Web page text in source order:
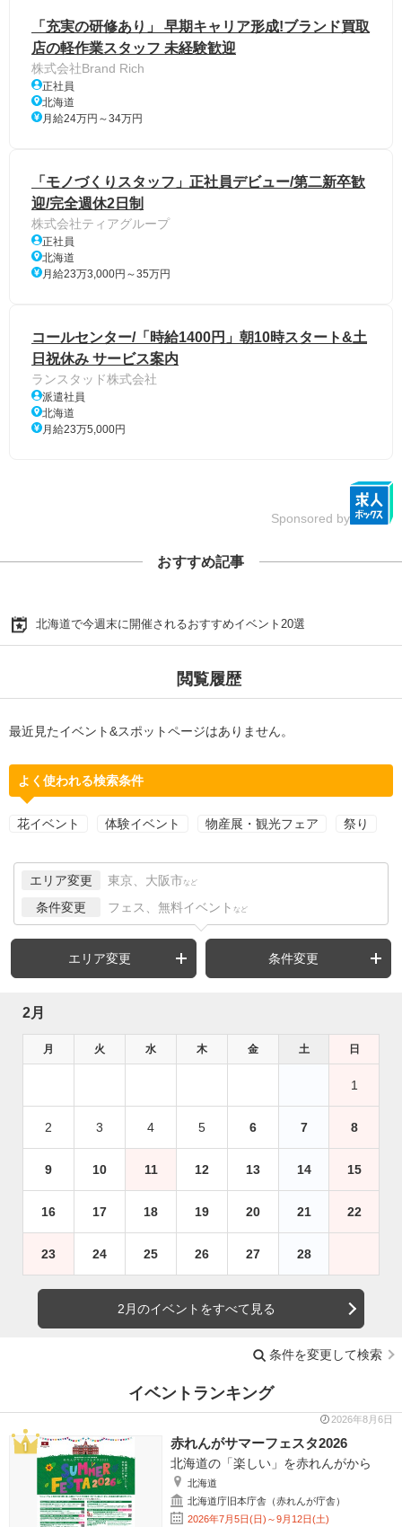
「充実の研修あり」 早期キャリア形成!ブランド買取
店の軽作業スタッフ 未経験歓迎
株式会社Brand Rich
正社員
北海道
月給24万円～34万円
「モノづくりスタッフ」正社員デビュー/第二新卒歓
迎/完全週休2日制
株式会社ティアグループ
正社員
北海道
月給23万3,000円～35万円
コールセンター/「時給1400円」朝10時スタート&土
日祝休み サービス案内
ランスタッド株式会社
派遣社員
北海道
月給23万5,000円
Sponsored by
おすすめ記事
北海道で今週末に開催されるおすすめイベント20選
閲覧履歴
最近見たイベント&スポットページはありません。
よく使われる検索条件
花イベント 体験イベント 物産展・観光フェア 祭り
エリア変更 東京、大阪市 など
条件変更 フェス、無料イベント など
エリア変更 条件変更
2月
月 火 水 木 金 土 日
1
2 3 4 5 6 7 8
9 10 11 12 13 14 15
16 17 18 19 20 21 22
23 24 25 26 27 28
2月のイベントをすべて見る
条件を変更して検索
イベントランキング
2026年8月6日
赤れんがサマーフェスタ2026
北海道の「楽しい」を赤れんがから
北海道
北海道庁旧本庁舎（赤れんが庁舎）
2026年7月5日(日)～9月12日(土)